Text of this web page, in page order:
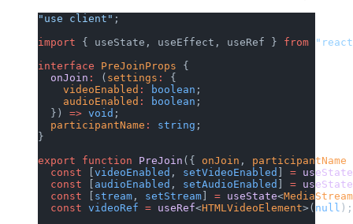
"use client"
import { useState, useEffect, useRef } from
interface PreJoinProps {
  onJoin
(settings
{
    videoEnabled
boolean
    audioEnabled
boolean
  })
=> void
  participantName
string
export function PreJoin ({ onJoin , participantName
  const
[videoEnabled , setVideoEnabled ]
  const
[audioEnabled , setAudioEnabled ]
  const
[stream , setStream ] useState<
  const
videoRef = useRef<HTMLVideoElement >(null